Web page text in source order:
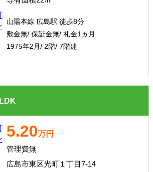
山陽本線 広島駅 徒歩8分
敷金無/ 保証金無/ 礼金1ヵ月
1975年2月/ 2階/ 7階建
LDK
5.20万円
管理費無
広島市東区光町１丁目7-14